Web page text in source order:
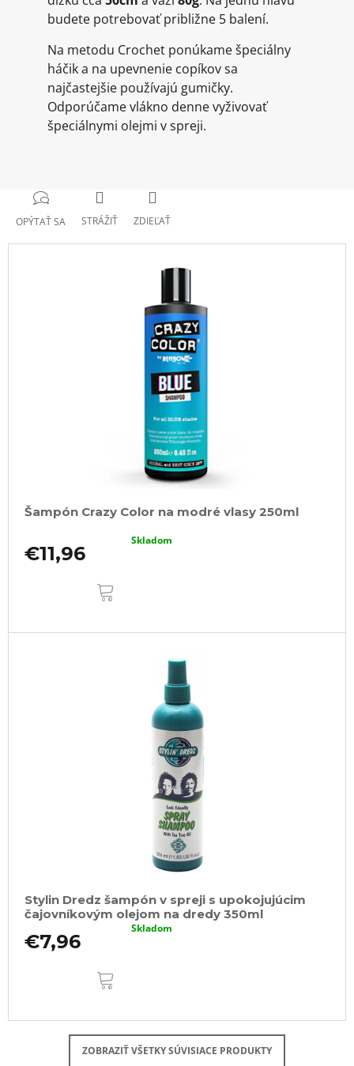
budete potrebovať približne 5 balení.
Na metodu Crochet ponúkame špeciálny
háčik a na upevnenie copíkov sa
najčastejšie používajú gumičky.
Odporúčame vlákno denne vyživovať
špeciálnymi olejmi v spreji.
OPÝTAŤ SA STRÁŽIŤ ZDIEĽAŤ
Šampón Crazy Color na modré vlasy 250ml
€11,96
Skladom
Stylin Dredz šampón v spreji s upokojujúcim
čajovníkovým olejom na dredy 350ml
€7,96
Skladom
ZOBRAZIŤ VŠETKY SÚVISIACE PRODUKTY